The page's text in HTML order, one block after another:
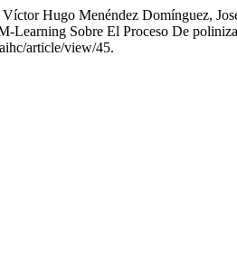
Hugo Menéndez Domínguez,
Learning Sobre El Proceso De
article/view/45.